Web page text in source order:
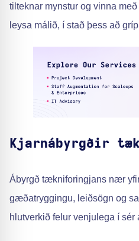
tilteknar mynstur og vinna
leysa málið, í stað þess að
Kjarnábyrgðir
Ábyrgð tækniforingjans nær
gæðatryggingu, leiðsögn og
hlutverkið felur venjulega í sér